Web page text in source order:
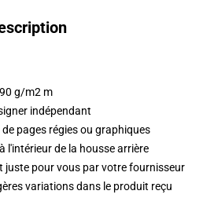
g/m2 m
indépendant
pages régies ou graphiques
l'intérieur de la housse arrière
juste pour vous par votre fournisseur
variations dans le produit reçu